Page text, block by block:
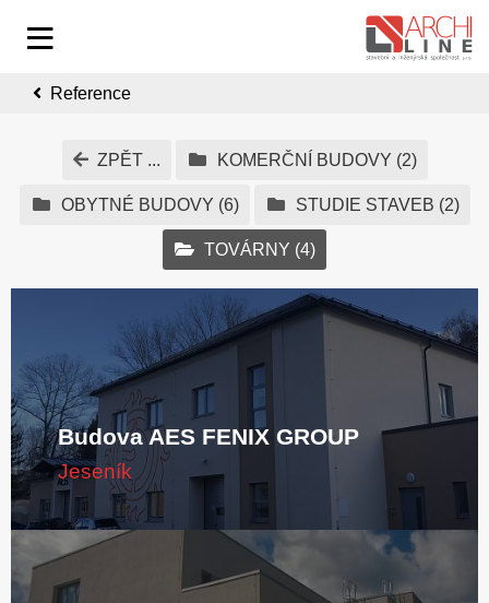
Reference
ZPĚT ... KOMERČNÍ BUDOVY (2)
OBYTNÉ BUDOVY (6) STUDIE STAVEB (2)
TOVÁRNY (4)
Budova AES FENIX GROUP
Jeseník